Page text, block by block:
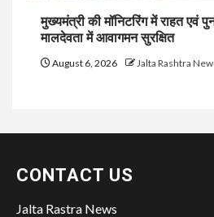
मुख्यमंत्री की मॉनिटरिंग में राहत एवं
मालदेवता में आवागमन सुरक्षित
August 6, 2026 Jalta Rashtra
CONTACT US
Jalta Rastra News